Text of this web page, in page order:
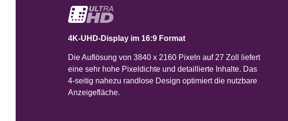
4K-UHD-Display im 16:9 Format
Die Auflösung von 3840 x 2160 Pixeln auf 27 Zoll liefert
eine sehr hohe Pixeldichte und detaillierte Inhalte. Das
4-seitig nahezu randlose Design optimiert die nutzbare
Anzeigefläche.